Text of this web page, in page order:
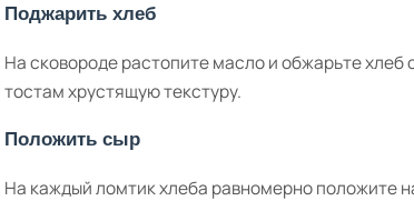
Поджарить хлеб
На сковороде растопите масло и обжарьте хлеб
тостам хрустящую текстуру.
Положить сыр
На каждый ломтик хлеба равномерно положите